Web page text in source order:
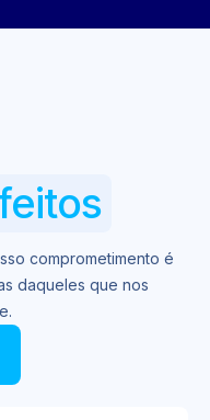
comprometimento é
daqueles que nos